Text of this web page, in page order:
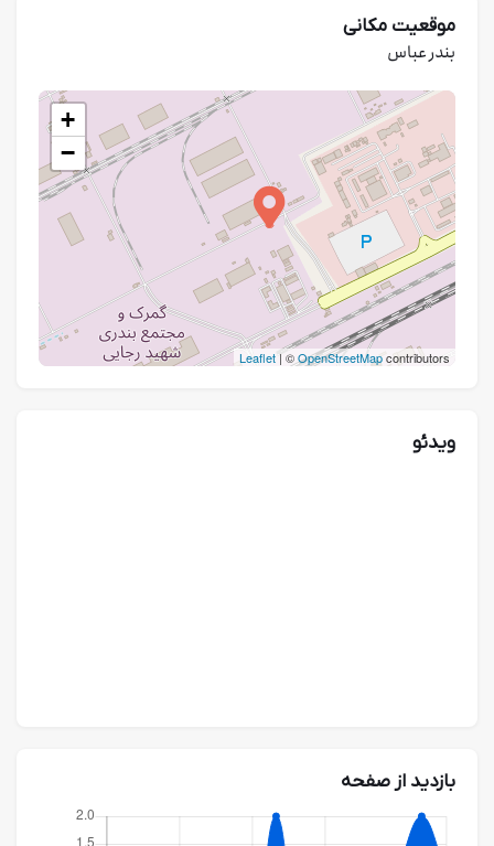
موقعیت مکانی
بندر عباس
+
−
Leaflet | ©OpenStreetMapcontributors
ویدئو
بازدید از صفحه